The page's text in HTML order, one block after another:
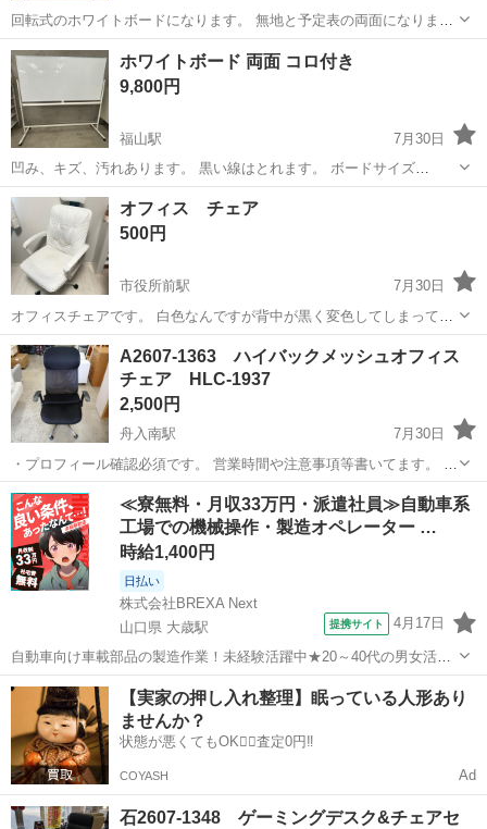
回転式のホワイトボードになります。 無地と予定表の両面になりま
す。 回転式です。 予定表の下ら辺にエクボ(凹み)ありますが、 きれい
かと思います。 場所とるので、分解してます。 組立は御自身でお願い
します。
広島 福山市 福山駅 オフィス用家具 場所
ホワイトボード 両面 コロ付き
9,800円
福山駅
7月30日
凹み、キズ、汚れあります。 黒い線はとれます。 ボードサイズ
180×90cm になります。
広島 福山市
オフィス チェア
500円
市役所前駅
7月30日
オフィスチェアです。 白色なんですが背中が黒く変色してしまってい
ます。 拭いたら綺麗になるかもしれないです。 受け取り後ご自身で綺
麗にできる方でお願いします^ ^
広島 広島市 オフィス用家具
A2607-1363 ハイバックメッシュオフィス
チェア HLC-1937
2,500円
舟入南駅
7月30日
・プロフィール確認必須です。 営業時間や注意事項等書いてます。 ・
購入希望の方は取りに来られるご希望の日にちと時間を○日○時と明記
してご連絡お願い致します。 ご覧頂きありがとうございます。 幅約
71cm 奥行約70cm...
広島 広島市 舟入南駅 オフィス用家具
≪寮無料・月収33万円・派遣社員≫自動車系
工場での機械操作・製造オペレーター …
時給1,400円
日払い
株式会社BREXA Next
山口県 大歳駅
提携サイト 4月17日
自動車向け車載部品の製造作業！未経験活躍中★20～40代の男女活躍
中！友達同士での応募OK！備品付きワンルーム寮費無料！赴任旅費会
社負担！生活支援物資事前対応可◎格安食堂利用可！年間休日135日
♪《山口県山口市》 人気の工...
山口 山口市 大歳駅 その他
【実家の押し入れ整理】眠っている人形あり
ませんか？
状態が悪くてもOK🙆‍♀️査定0円‼️
COYASH Ad
石2607-1348 ゲーミングデスク&チェアセ